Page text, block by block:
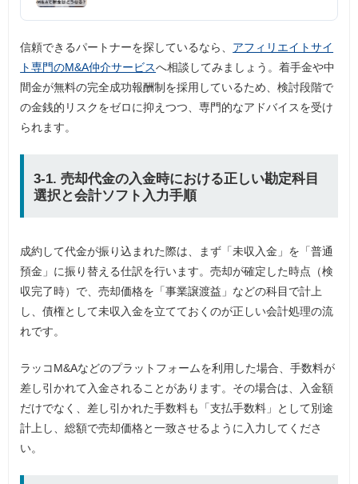
信頼できるパートナーを探しているなら、 アフィリエイトサイ
ト専門のM&A仲介サービスへ相談してみましょう。着手金や中
間金が無料の完全成功報酬制を採用しているため、検討段階で
の金銭的リスクをゼロに抑えつつ、専門的なアドバイスを受け
られます。
3-1. 売却代金の入金時における正しい勘定科目
選択と会計ソフト入力手順
成約して代金が振り込まれた際は、まず「未収入金」を「普通
預金」に振り替える仕訳を行います。売却が確定した時点（検
収完了時）で、売却価格を「事業譲渡益」などの科目で計上
し、債権として未収入金を立てておくのが正しい会計処理の流
れです。
ラッコM&Aなどのプラットフォームを利用した場合、手数料が
差し引かれて入金されることがあります。その場合は、入金額
だけでなく、差し引かれた手数料も「支払手数料」として別途
計上し、総額で売却価格と一致させるように入力してくださ
い。